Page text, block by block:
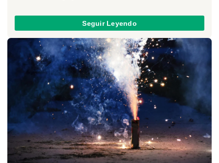
Seguir Leyendo